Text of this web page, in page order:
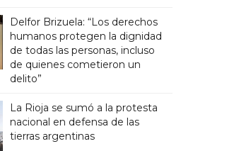
Delfor Brizuela: “Los derechos
humanos protegen la dignidad
de todas las personas, incluso
de quienes cometieron un
delito”
La Rioja se sumó a la protesta
nacional en defensa de las
tierras argentinas